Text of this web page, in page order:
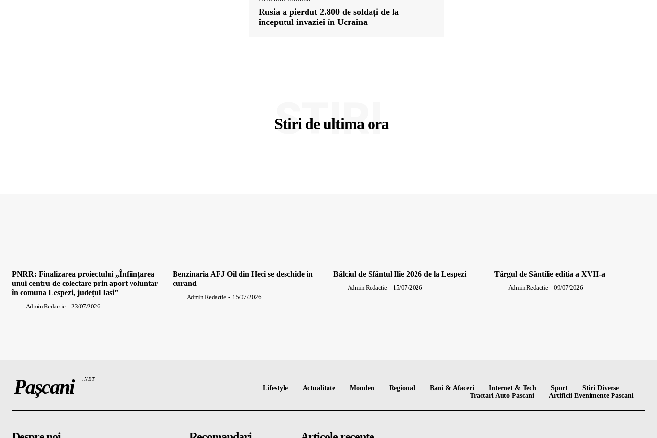
Rusia a pierdut 2.800 de soldați de la
începutul invaziei în Ucraina
Stiri de ultima ora
STIRI
PNRR: Finalizarea proiectului „Înființarea
unui centru de colectare prin aport voluntar
în comuna Lespezi, județul Iasi”
Admin Redactie - 23/07/2026
Benzinaria AFJ Oil din Heci se deschide in
curand
Admin Redactie - 15/07/2026
Bâlciul de Sfântul Ilie 2026 de la Lespezi
Admin Redactie - 15/07/2026
Târgul de Sântilie editia a XVII-a
Admin Redactie - 09/07/2026
Pașcani .NET
Lifestyle Actualitate Monden Regional Bani & Afaceri Internet & Tech Sport
Stiri Diverse
Tractari Auto Pascani
Artificii Evenimente Pascani